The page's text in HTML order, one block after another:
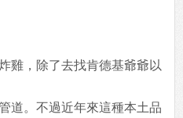
雞，除了去找肯德基爺爺以
道。不過近年來這種本土品